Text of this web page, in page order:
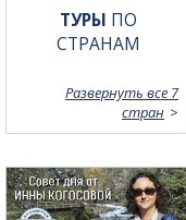
ТУРЫ ПО
СТРАНАМ
Развернуть все 7
стран